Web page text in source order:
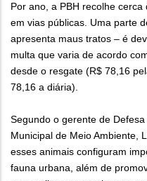
Por ano, a PBH recolhe
em vias públicas. Uma parte
apresenta maus tratos – é
multa que varia de acordo
desde o resgate (R$ 78,16
78,16 a diária).
Segundo o gerente de
Municipal de Meio Ambiente,
esses animais configuram
fauna urbana, além de